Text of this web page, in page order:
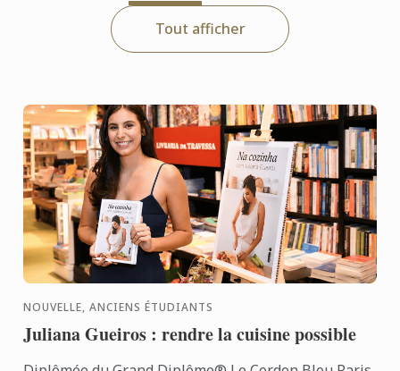
Tout afficher
NOUVELLE, ANCIENS ÉTUDIANTS
Juliana Gueiros : rendre la cuisine possible